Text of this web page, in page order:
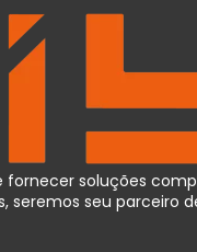
soluções
seremos seu parceiro